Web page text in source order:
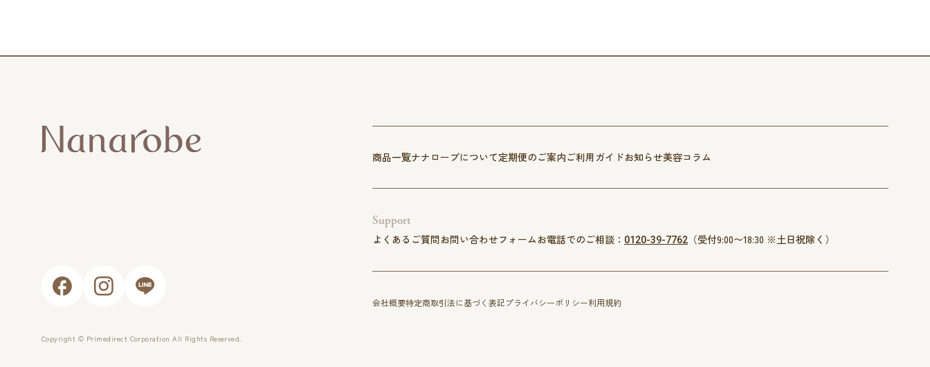
商品一覧ナナローブについて定期便のご案内ご利用ガイドお知らせ美容コラム
Support
よくあるご質問お問い合わせフォームお電話でのご相談： 0120-39-7762 （受付9:00〜18:30 ※土日祝除く）
会社概要特定商取引法に基づく表記プライバシーポリシー利用規約
Copyright © Primedirect Corporation All Rights Reserved.